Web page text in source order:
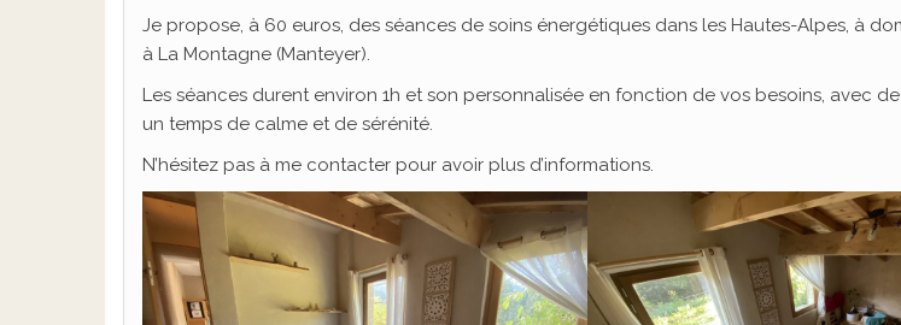
Je propose, à 60 euros, des séances de soins énergétiques dans les Hautes-Alpes, à
à La Montagne (Manteyer).
Les séances durent environ 1h et son personnalisée en fonction de vos besoins, avec
un temps de calme et de sérénité.
N’hésitez pas à me contacter pour avoir plus d’informations.